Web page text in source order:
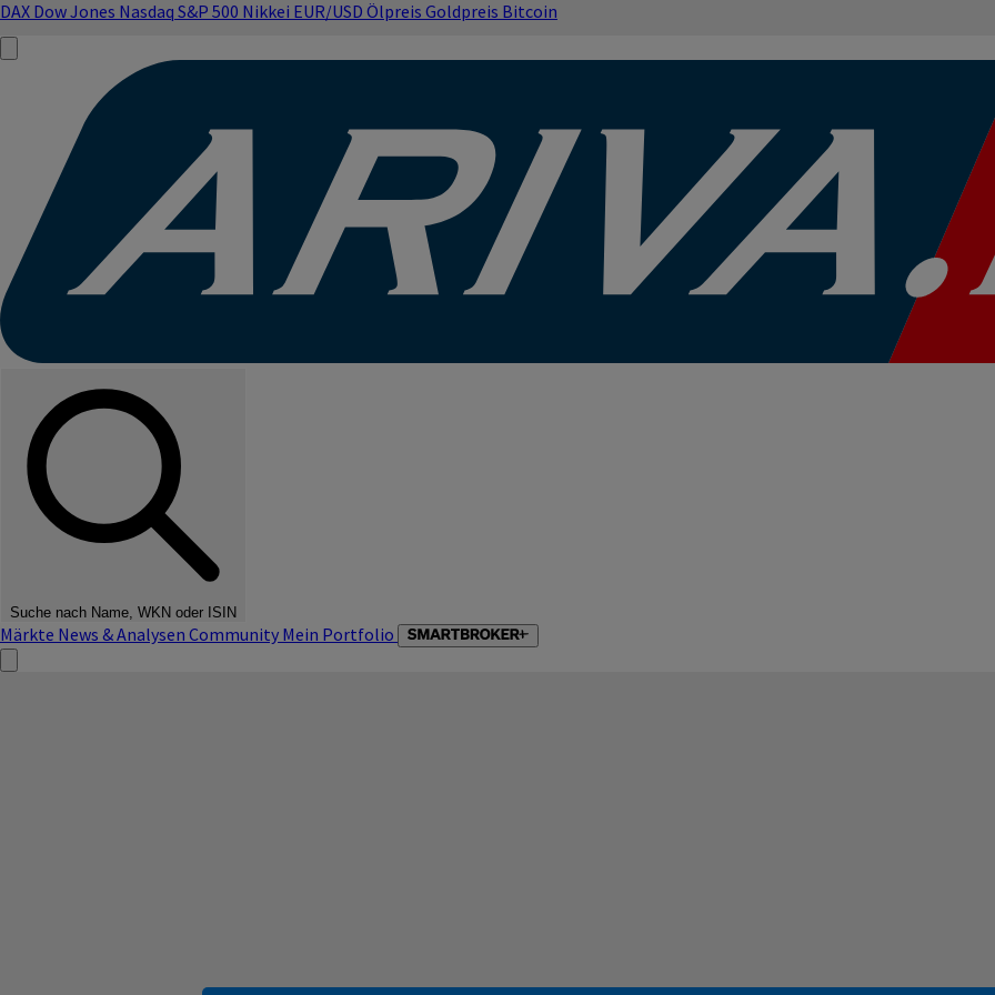
DAX Dow Jones Nasdaq S&P 500 Nikkei EUR/USD Ölpreis Goldpreis Bitcoin
Suche nach Name, WKN oder ISIN
Märkte News & Analysen Community Mein Portfolio